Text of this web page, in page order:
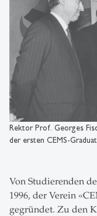
Rektor Prof. Georges
der ersten CEMS-
Von Studierenden
1996, der Verein
gegründet. Zu den